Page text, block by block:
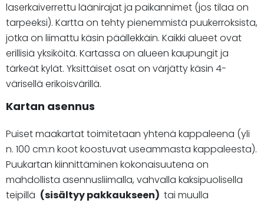
laserkaiverrettu läänirajat ja paikannimet (jos tilaa on
tarpeeksi). Kartta on tehty pienemmistä puukerroksista,
jotka on liimattu käsin päällekkäin. Kaikki alueet ovat
erillisiä yksiköitä. Kartassa on alueen kaupungit ja
tärkeät kylät. Yksittäiset osat on värjätty käsin 4-
värisellä erikoisvärillä.
Kartan asennus
Puiset maakartat toimitetaan yhtenä kappaleena (yli
n. 100 cm:n koot koostuvat useammasta kappaleesta).
Puukartan kiinnittäminen kokonaisuutena on
mahdollista asennusliimalla, vahvalla kaksipuolisella
teipillä (sisältyy pakkaukseen) tai muulla